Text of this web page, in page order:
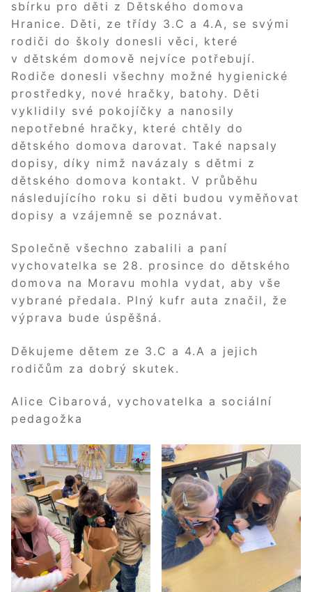
sbírku pro děti z Dětského domova
Hranice. Děti, ze třídy 3.C a 4.A, se svými
rodiči do školy donesli věci, které
v dětském domově nejvíce potřebují.
Rodiče donesli všechny možné hygienické
prostředky, nové hračky, batohy. Děti
vyklidily své pokojíčky a nanosily
nepotřebné hračky, které chtěly do
dětského domova darovat. Také napsaly
dopisy, díky nimž navázaly s dětmi z
dětského domova kontakt. V průběhu
následujícího roku si děti budou vyměňovat
dopisy a vzájemně se poznávat.
Společně všechno zabalili a paní
vychovatelka se 28. prosince do dětského
domova na Moravu mohla vydat, aby vše
vybrané předala. Plný kufr auta značil, že
výprava bude úspěšná.
Děkujeme dětem ze 3.C a 4.A a jejich
rodičům za dobrý skutek.
Alice Cibarová, vychovatelka a sociální
pedagožka